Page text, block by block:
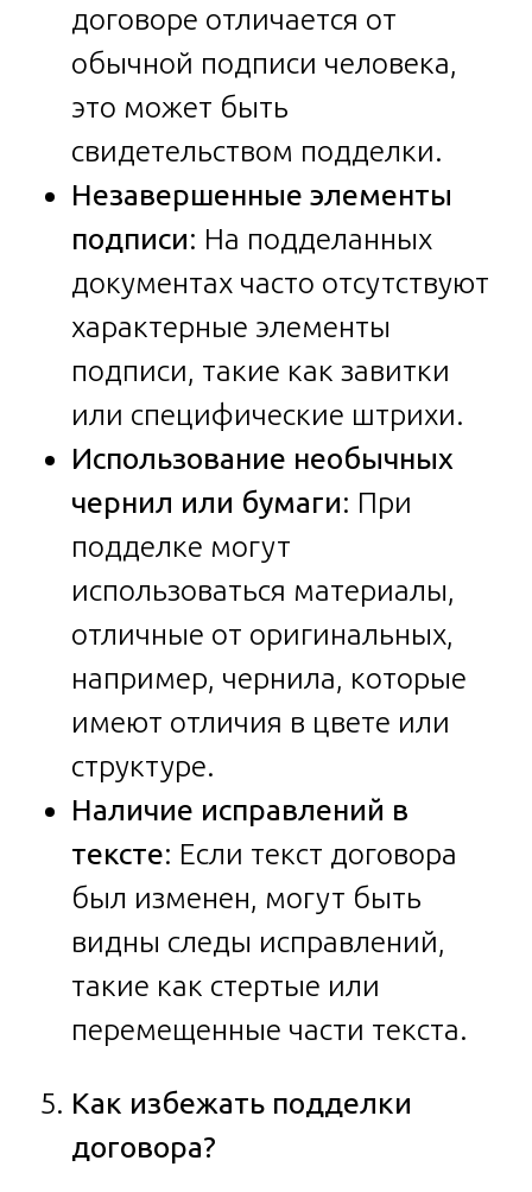
договоре отличается от
обычной подписи человека,
это может быть
свидетельством подделки.
Незавершенные элементы
подписи: На подделанных
документах часто отсутствуют
характерные элементы
подписи, такие как завитки
или специфические штрихи.
Использование необычных
чернил или бумаги: При
подделке могут
использоваться материалы,
отличные от оригинальных,
например, чернила, которые
имеют отличия в цвете или
структуре.
Наличие исправлений в
тексте: Если текст договора
был изменен, могут быть
видны следы исправлений,
такие как стертые или
перемещенные части текста.
Как избежать подделки
договора?